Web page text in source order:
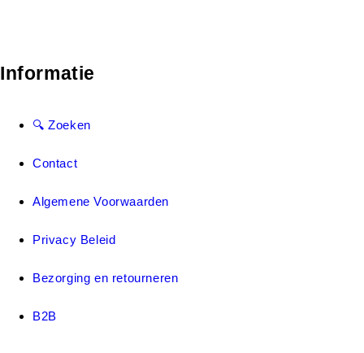
Informatie
🔍 Zoeken
Contact
Algemene Voorwaarden
Privacy Beleid
Bezorging en retourneren
B2B